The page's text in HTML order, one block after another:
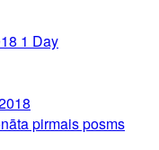
1 Day
pirmais posms